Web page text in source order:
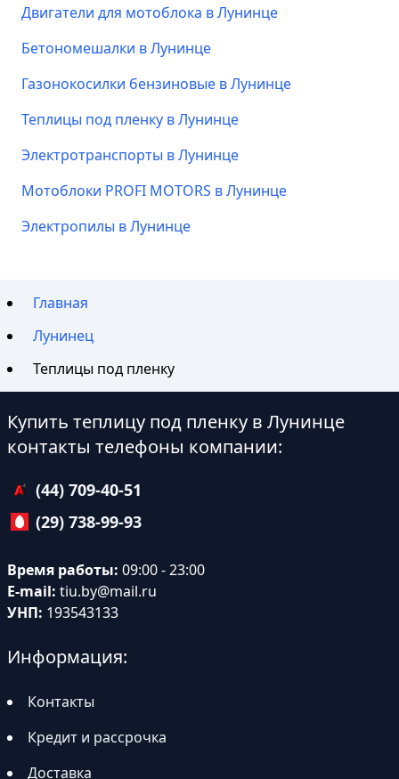
Двигатели для мотоблока в Лунинце
Бетономешалки в Лунинце
Газонокосилки бензиновые в Лунинце
Теплицы под пленку в Лунинце
Электротранспорты в Лунинце
Мотоблоки PROFI MOTORS в Лунинце
Электропилы в Лунинце
Главная
Лунинец
Теплицы под пленку
Купить теплицу под пленку в Лунинце
контакты телефоны компании:
(44) 709-40-51
(29) 738-99-93
Время работы: 09:00 - 23:00
E-mail: tiu.by@mail.ru
УНП: 193543133
Информация:
Контакты
Кредит и рассрочка
Доставка